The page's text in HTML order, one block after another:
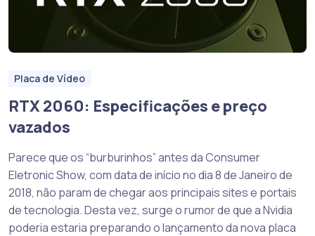
Placa de Vídeo
RTX 2060: Especificações e preço
vazados
Parece que os “burburinhos” antes da Consumer
Eletronic Show, com data de início no dia 8 de Janeiro de
2018, não param de chegar aos principais sites e portais
de tecnologia. Desta vez, surge o rumor de que a Nvidia
poderia estaria preparando o lançamento da nova placa